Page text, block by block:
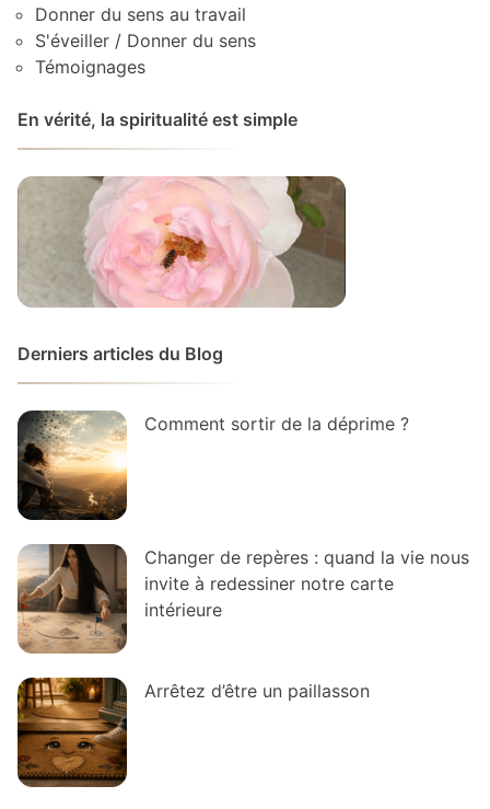
Donner du sens au travail
S'éveiller / Donner du sens
Témoignages
En vérité, la spiritualité est simple
Derniers articles du Blog
Comment sortir de la déprime ?
Changer de repères : quand la vie nous
invite à redessiner notre carte
intérieure
Arrêtez d’être un paillasson